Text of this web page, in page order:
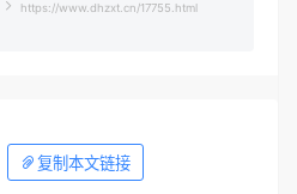
https://www.dhzxt.cn/17755.html
复制本文链接